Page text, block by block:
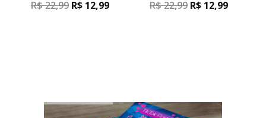
R$22,99 R$ 12,99 R$22,99 R$ 12,99